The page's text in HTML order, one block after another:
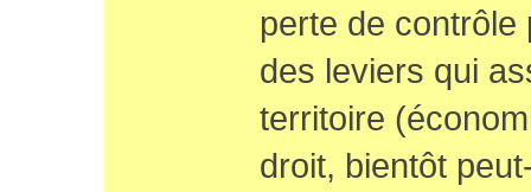
perte de
des leviers qui
territoire
droit, bientôt